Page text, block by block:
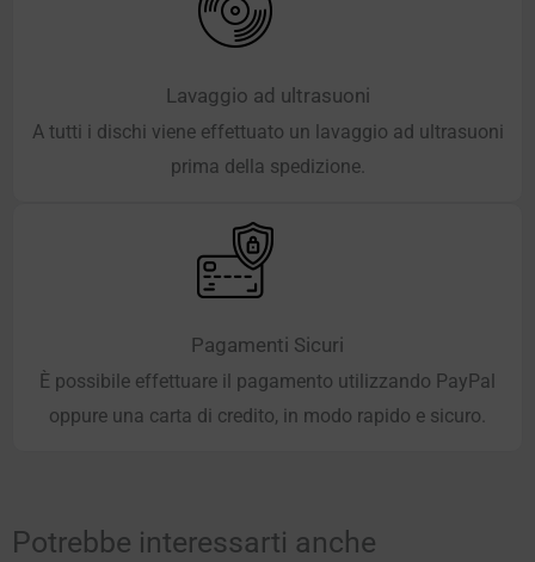
Lavaggio ad ultrasuoni
A tutti i dischi viene effettuato un lavaggio ad ultrasuoni
prima della spedizione.
Pagamenti Sicuri
È possibile effettuare il pagamento utilizzando PayPal
oppure una carta di credito, in modo rapido e sicuro.
Potrebbe interessarti anche